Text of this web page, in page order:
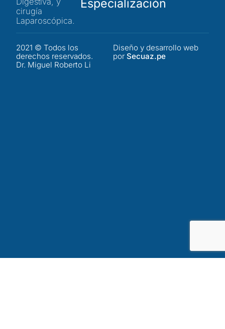
cirugía
Laparoscópica.
Especialización
2021 © Todos los
derechos reservados.
Dr. Miguel Roberto Li
Diseño y desarrollo web
por Secuaz.pe